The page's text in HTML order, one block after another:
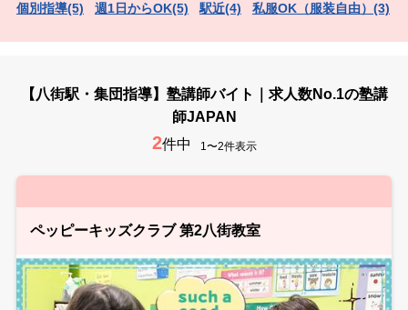
個別指導(5)
週1日からOK(5) 駅近(4) 私服OK（服装自由）(3)
【八街駅・集団指導】塾講師バイト｜求人数No.1の塾講
師JAPAN
2件中 1〜2件表示
ペッピーキッズクラブ 第2八街教室